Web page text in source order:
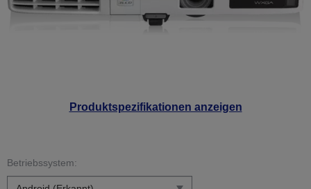
Produktspezifikationen anzeigen
Betriebssystem: